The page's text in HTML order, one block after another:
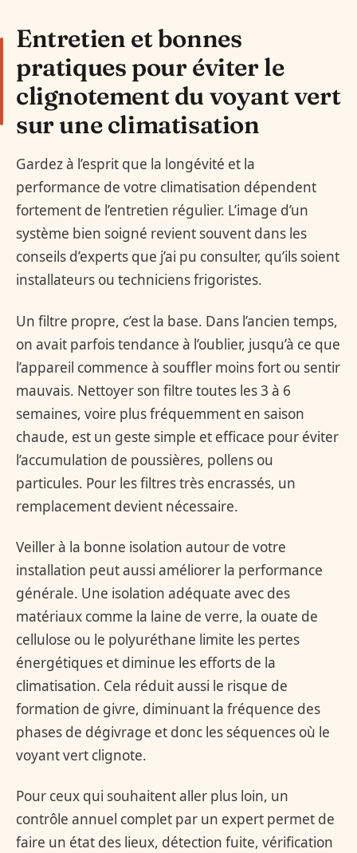
Entretien et bonnes
pratiques pour éviter le
clignotement du voyant vert
sur une climatisation
Gardez à l’esprit que la longévité et la
performance de votre climatisation dépendent
fortement de l’entretien régulier. L’image d’un
système bien soigné revient souvent dans les
conseils d’experts que j’ai pu consulter, qu’ils soient
installateurs ou techniciens frigoristes.
Un filtre propre, c’est la base. Dans l’ancien temps,
on avait parfois tendance à l’oublier, jusqu’à ce que
l’appareil commence à souffler moins fort ou sentir
mauvais. Nettoyer son filtre toutes les 3 à 6
semaines, voire plus fréquemment en saison
chaude, est un geste simple et efficace pour éviter
l’accumulation de poussières, pollens ou
particules. Pour les filtres très encrassés, un
remplacement devient nécessaire.
Veiller à la bonne isolation autour de votre
installation peut aussi améliorer la performance
générale. Une isolation adéquate avec des
matériaux comme la laine de verre, la ouate de
cellulose ou le polyuréthane limite les pertes
énergétiques et diminue les efforts de la
climatisation. Cela réduit aussi le risque de
formation de givre, diminuant la fréquence des
phases de dégivrage et donc les séquences où le
voyant vert clignote.
Pour ceux qui souhaitent aller plus loin, un
contrôle annuel complet par un expert permet de
faire un état des lieux, détection fuite, vérification